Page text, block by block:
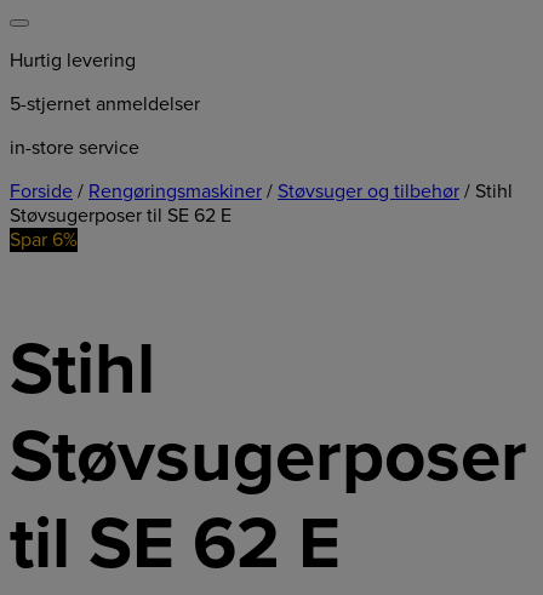
Hurtig levering
5-stjernet anmeldelser
in-store service
Forside / Rengøringsmaskiner / Støvsuger og tilbehør / Stihl
Støvsugerposer til SE 62 E
Spar 6%
Stihl
Støvsugerposer
til SE 62 E